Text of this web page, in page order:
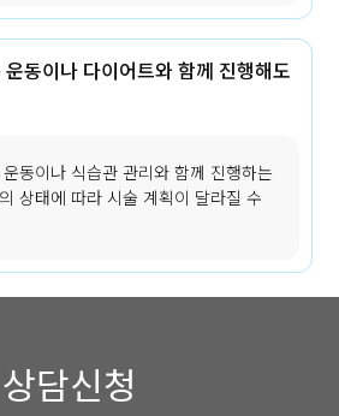
동이나 다이어트와 함께 진행해도
동이나 식습관 관리와 함께 진행하는
상태에 따라 시술 계획이 달라질 수
상담신청